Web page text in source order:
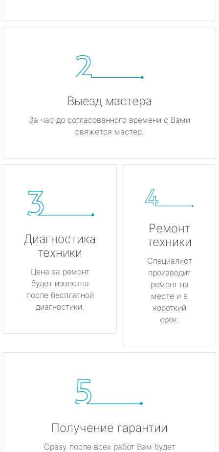
Выезд мастера
За час до согласованного времени с Вами
свяжется мастер.
Диагностика
техники
Цена за ремонт
будет известна
после бесплатной
диагностики.
Ремонт
техники
Специалист
производит
ремонт на
месте и в
короткий
срок.
Получение гарантии
Сразу после всех работ Вам будет